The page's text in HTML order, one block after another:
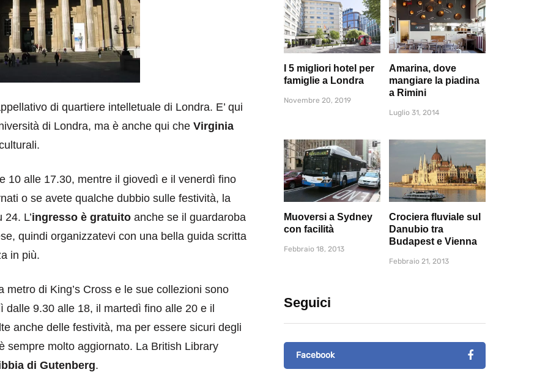
di quartiere intelletuale di Londra. E’ qui
di Londra, ma è anche qui che Virginia
10 alle 17.30, mentre il giovedì e il venerdì fino
o se avete qualche dubbio sulle festività, la
L’ingresso è gratuito anche se il guardaroba
quindi organizzatevi con una bella guida scritta
in più.
metro di King’s Cross e le sue collezioni sono
9.30 alle 18, il martedì fino alle 20 e il
anche delle festività, ma per essere sicuri degli
sempre molto aggiornato. La British Library
di Gutenberg.
I 5 migliori hotel per
famiglie a Londra
Novembre 20, 2019
Amarina, dove
mangiare la piadina
a Rimini
Luglio 31, 2014
Muoversi a Sydney
con facilità
Febbraio 18, 2013
Crociera fluviale sul
Danubio tra
Budapest e Vienna
Febbraio 21, 2013
Seguici
Facebook